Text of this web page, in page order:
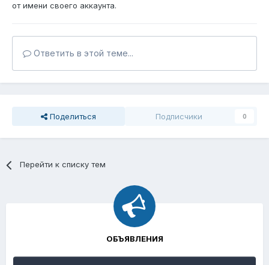
от имени своего аккаунта.
Ответить в этой теме...
Поделиться Подписчики 0
Перейти к списку тем
ОБЪЯВЛЕНИЯ